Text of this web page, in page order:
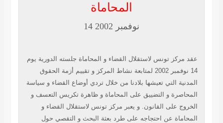
المحاماة
14 نوفمبر 2002
عقد مركز تونس لاستقلال القضاء و المحاماة جلسته الدورية يوم
14 نوفمبر 2002 لمتابعة نشاط المركز و تقييم أزمة الحقوق
المدنية التي تعيشها بلادنا من خلال تردي أوضاع القضاء و سياسة
المحاصرة و التضييق على المحاماة و ظاهرة تكريس التعسف و
الخروج على القانون. و يعبر مركز تونس لاستقلال القضاء و
المحاماة عن احتجاجه على طرد بعثة البحث و التقصي حول